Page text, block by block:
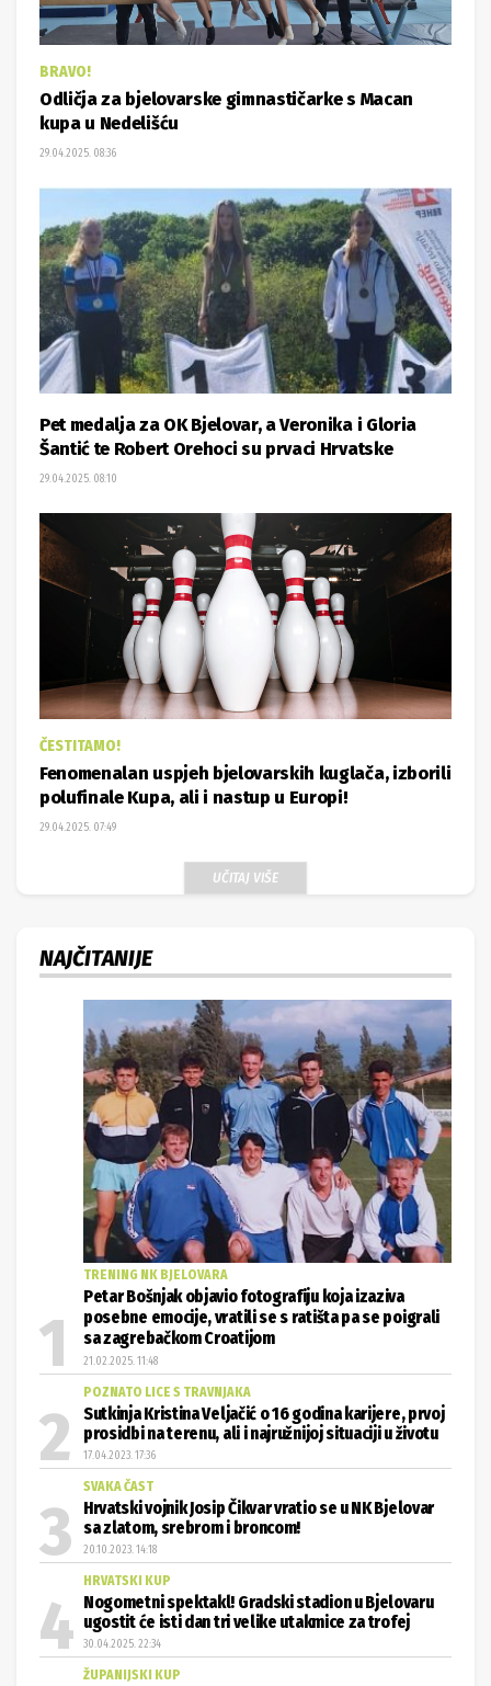
BRAVO!
Odličja za bjelovarske gimnastičarke s Macan
kupa u Nedelišću
29.04.2025. 08:36
Pet medalja za OK Bjelovar, a Veronika i Gloria
Šantić te Robert Orehoci su prvaci Hrvatske
29.04.2025. 08:10
ČESTITAMO!
Fenomenalan uspjeh bjelovarskih kuglača, izborili
polufinale Kupa, ali i nastup u Europi!
29.04.2025. 07:49
UČITAJ VIŠE
NAJČITANIJE
TRENING NK BJELOVARA
Petar Bošnjak objavio fotografiju koja izaziva
posebne emocije, vratili se s ratišta pa se poigrali
sa zagrebačkom Croatijom
21.02.2025. 11:48
POZNATO LICE S TRAVNJAKA
Sutkinja Kristina Veljačić o 16 godina karijere, prvoj
prosidbi na terenu, ali i najružnijoj situaciji u životu
17.04.2023. 17:36
SVAKA ČAST
Hrvatski vojnik Josip Čikvar vratio se u NK Bjelovar
sa zlatom, srebrom i broncom!
20.10.2023. 14:18
HRVATSKI KUP
Nogometni spektakl! Gradski stadion u Bjelovaru
ugostit će isti dan tri velike utakmice za trofej
30.04.2025. 22:34
ŽUPANIJSKI KUP